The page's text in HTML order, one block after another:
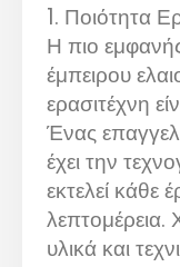
1. Ποιότητα
Η πιο
έμπειρου
ερασιτέχνη
Ένας
έχει την
εκτελεί κάθε
λεπτομέρεια.
υλικά και